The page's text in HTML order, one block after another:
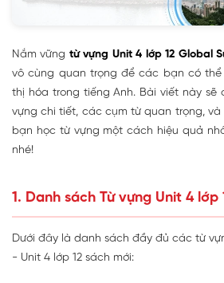
Nắm vững từ vựng Unit 4 lớp 12 Global
vô cùng quan trọng để các bạn có
thị hóa trong tiếng Anh. Bài viết này
vựng chi tiết, các cụm từ quan trọng,
bạn học từ vựng một cách hiệu quả
nhé!
1. Danh sách Từ vựng Unit 4 lớp
Dưới đây là danh sách đầy đủ các từ
- Unit 4 lớp 12 sách mới: